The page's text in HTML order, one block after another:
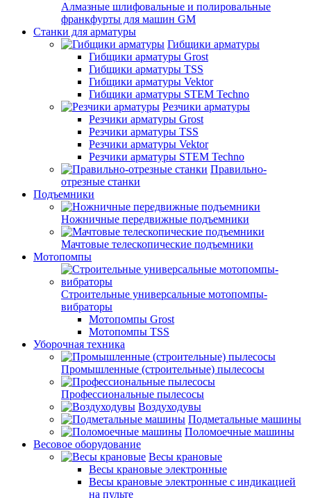
Алмазные шлифовальные и полировальные
франкфурты для машин GM
Станки для арматуры
Гибщики арматуры
Гибщики арматуры Grost
Гибщики арматуры TSS
Гибщики арматуры Vektor
Гибщики арматуры STEM Techno
Резчики арматуры
Резчики арматуры Grost
Резчики арматуры TSS
Резчики арматуры Vektor
Резчики арматуры STEM Techno
Правильно-
отрезные станки
Подъемники
Ножничные передвижные подъемники
Мачтовые телескопические подъемники
Мотопомпы
Строительные универсальные мотопомпы-
вибраторы
Мотопомпы Grost
Мотопомпы TSS
Уборочная техника
Промышленные (строительные) пылесосы
Профессиональные пылесосы
Воздуходувы
Подметальные машины
Поломоечные машины
Весовое оборудование
Весы крановые
Весы крановые электронные
Весы крановые электронные с индикацией
на пульте